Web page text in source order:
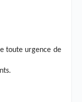
toute urgence de